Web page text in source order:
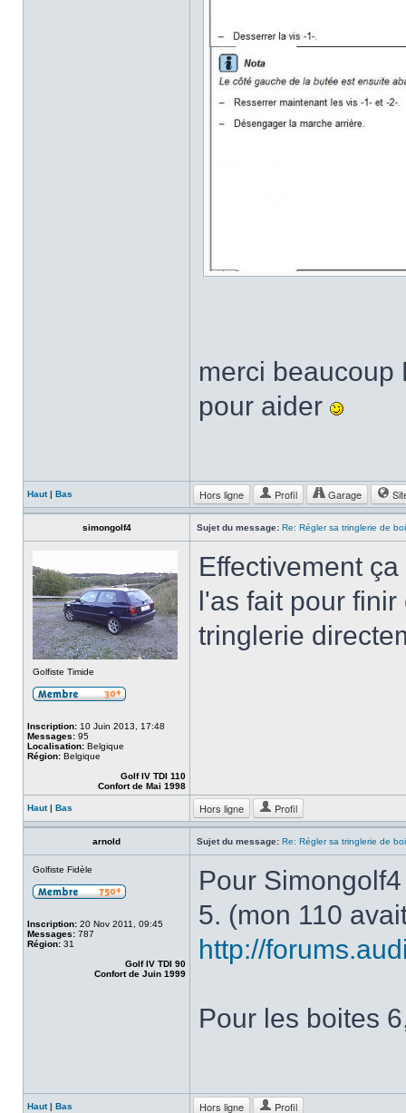
merci beaucoup
pour aider
Haut| Bas Hors ligne Profil Garage
simongolf4 Sujet du message: Re: Régler sa tringlerie de
Golfiste Timide
Inscription: 10 Juin 2013, 17:48
Messages: 95
Localisation: Belgique
Région: Belgique
Golf IV TDI 110
Confort de Mai 1998
Effectivement
l'as fait pour
tringlerie
Haut| Bas Hors ligne Profil
arnold Sujet du message: Re: Régler sa tringlerie de
Golfiste Fidèle
Inscription: 20 Nov 2011, 09:45
Messages: 787
Région: 31
Golf IV TDI 90
Confort de Juin 1999
Pour
5. (mon 110
http://
Pour les boites
Haut| Bas Hors ligne Profil